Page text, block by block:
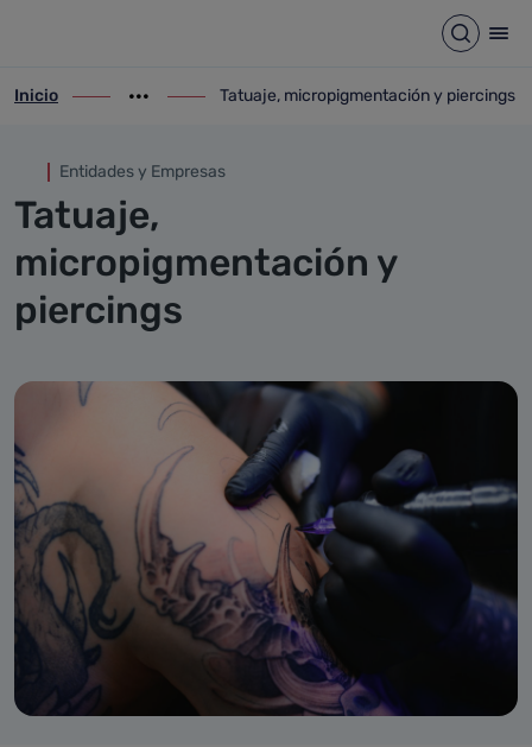
Tatuaje, micropigmentación
Abrir
ir-a inicio
Inicio
Mostrar opciones del camino de migas
ir-a Tatuaje, micropigmentación y
Tatuaje, micropigmentación y piercings
Entidades y Empresas
Tatuaje,
micropigmentación y
piercings